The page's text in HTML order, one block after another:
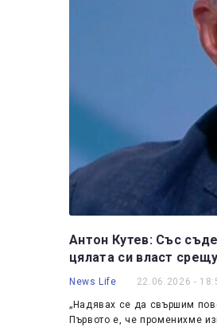
Антон Кутев: Със
цялата си власт
News Life 22.06.2026 -
„Надявах се да свършим
Първото е, че променихме